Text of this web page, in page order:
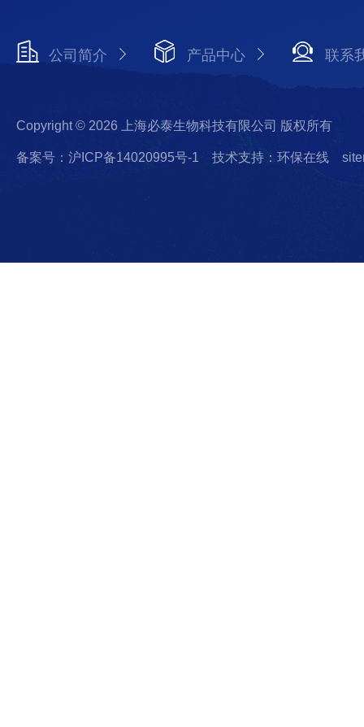
公司简介 产品中心 联系
Copyright © 2026 上海必泰生物科技有限公司 版权所有
备案号：沪ICP备14020995号-1 技术支持：环保在线